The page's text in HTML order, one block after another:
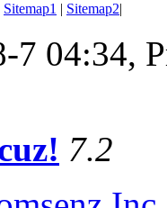
Sitemap1 | Sitemap2|
7 04:34,
7.2